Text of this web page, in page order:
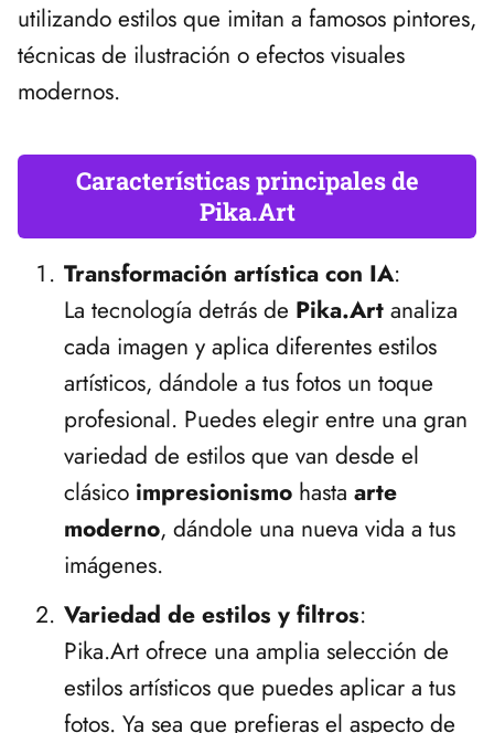
utilizando estilos que imitan a famosos pintores,
técnicas de ilustración o efectos visuales
modernos.
Características principales de
Pika.Art
Transformación artística con IA:
La tecnología detrás de Pika.Art analiza
cada imagen y aplica diferentes estilos
artísticos, dándole a tus fotos un toque
profesional. Puedes elegir entre una gran
variedad de estilos que van desde el
clásico impresionismo hasta arte
moderno, dándole una nueva vida a tus
imágenes.
Variedad de estilos y filtros:
Pika.Art ofrece una amplia selección de
estilos artísticos que puedes aplicar a tus
fotos. Ya sea que prefieras el aspecto de